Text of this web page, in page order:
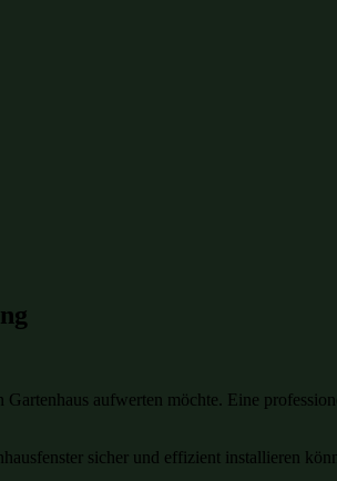
aufwerten möchte. Eine
sicher und effizient installieren